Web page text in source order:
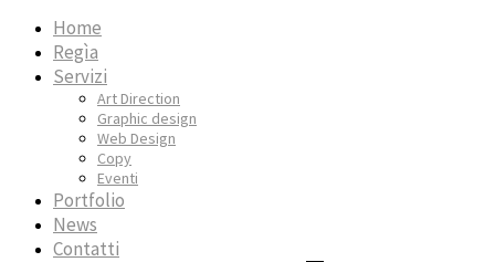
Home
Regìa
Servizi
Art Direction
Graphic design
Web Design
Copy
Eventi
Portfolio
News
Contatti